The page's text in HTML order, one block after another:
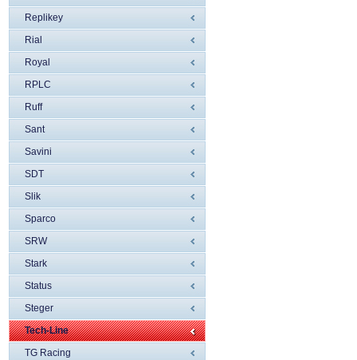
Replikey
Rial
Royal
RPLC
Ruff
Sant
Savini
SDT
Slik
Sparco
SRW
Stark
Status
Steger
Tech-Line
TG Racing